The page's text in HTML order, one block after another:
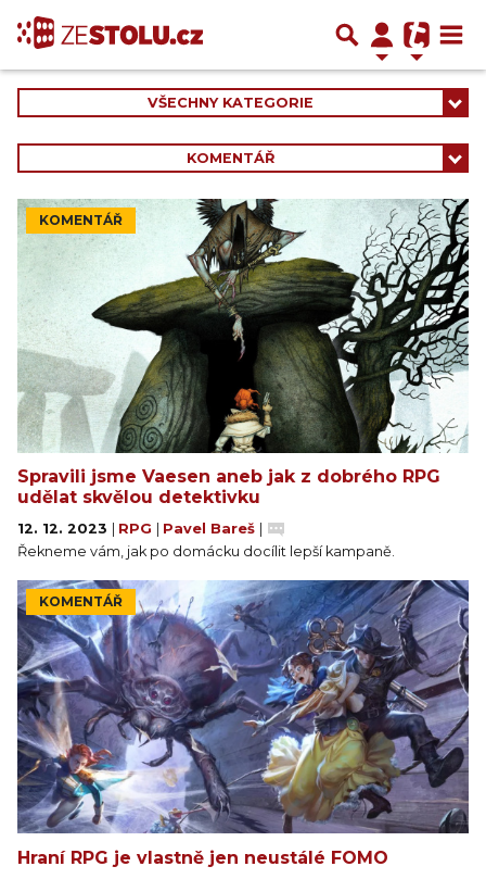
VŠECHNY KATEGORIE
KOMENTÁŘ
KOMENTÁŘ
Spravili jsme Vaesen aneb jak z dobrého RPG
udělat skvělou detektivku
12. 12. 2023 | RPG | Pavel Bareš |
Řekneme vám, jak po domácku docílit lepší kampaně.
KOMENTÁŘ
Hraní RPG je vlastně jen neustálé FOMO